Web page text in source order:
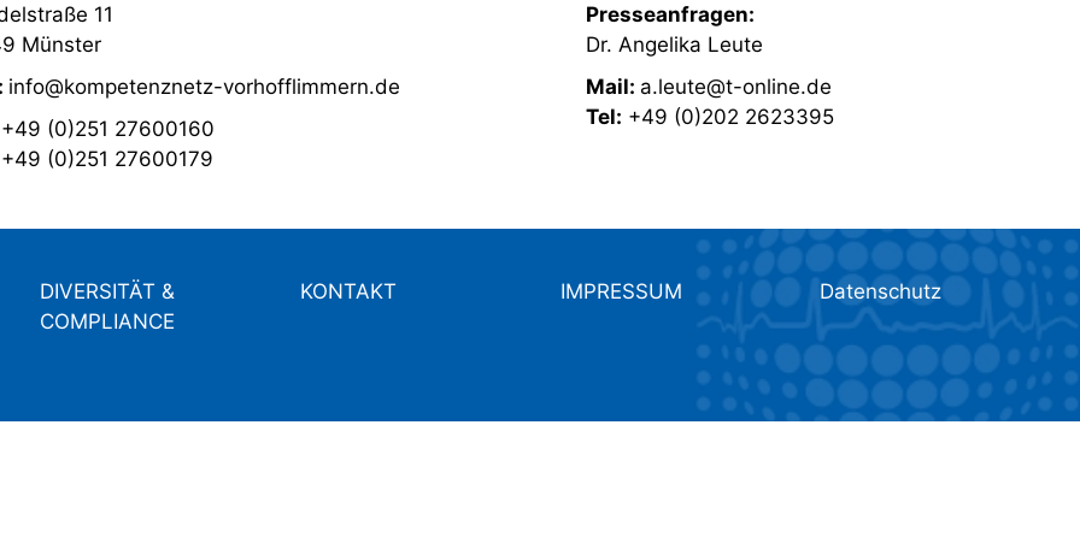
11
Münster
info@kompetenznetz-vorhofflimmern.de
+49 (0)251 27600160
+49 (0)251 27600179
Presseanfragen:
Dr. Angelika Leute
Mail: a.leute@t-online.de
Tel: +49 (0)202 2623395
DIVERSITÄT &
COMPLIANCE
KONTAKT IMPRESSUM Datenschutz